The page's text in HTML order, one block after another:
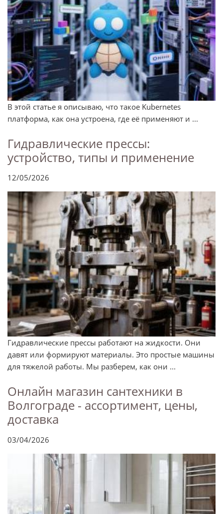
В этой статье я описываю, что такое Kubernetes
платформа, как она устроена, где её применяют и ...
Гидравлические прессы:
устройство, типы и применение
12/05/2026
Гидравлические прессы работают на жидкости. Они
давят или формируют материалы. Это простые машины
для тяжелой работы. Мы разберем, как они ...
Онлайн магазин сантехники в
Волгограде - ассортимент, цены,
доставка
03/04/2026